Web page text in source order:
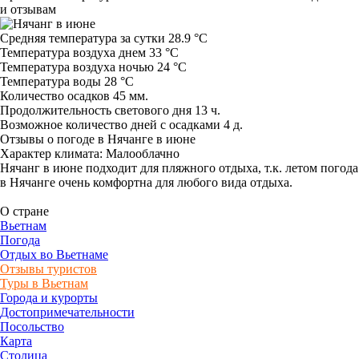
и отзывам
Средняя температура за сутки 28.9 °C
Температура воздуха днем 33 °C
Температура воздуха ночью 24 °C
Температура воды 28 °C
Количество осадков 45 мм.
Продолжительность светового дня 13 ч.
Возможное количество дней с осадками 4 д.
Отзывы о погоде в Нячанге в июне
Характер климата: Малооблачно
Нячанг в июне подходит для пляжного отдыха, т.к. летом погода
в Нячанге очень комфортна для любого вида отдыха.
О стране
Вьетнам
Погода
Отдых во Вьетнаме
Отзывы туристов
Туры в Вьетнам
Города и курорты
Достопримечательности
Посольство
Карта
Столица